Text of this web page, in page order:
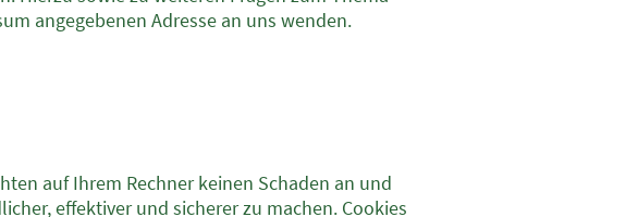
angegebenen Adresse an uns wenden.
auf Ihrem Rechner keinen Schaden an und
effektiver und sicherer zu machen. Cookies